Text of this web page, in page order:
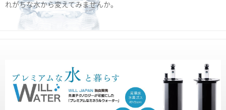
れがちな水から変えてみませんか。